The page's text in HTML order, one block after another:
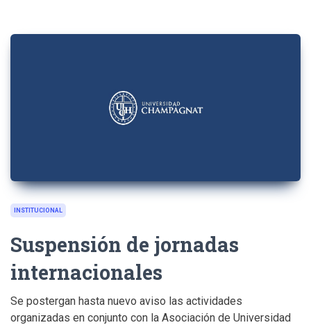
INSTITUCIONAL
Suspensión de jornadas
internacionales
Se postergan hasta nuevo aviso las actividades
organizadas en conjunto con la Asociación de Universidad